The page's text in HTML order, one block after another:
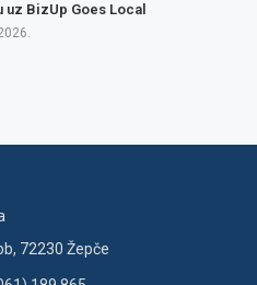
uz BizUp Goes Local
72230 Žepče